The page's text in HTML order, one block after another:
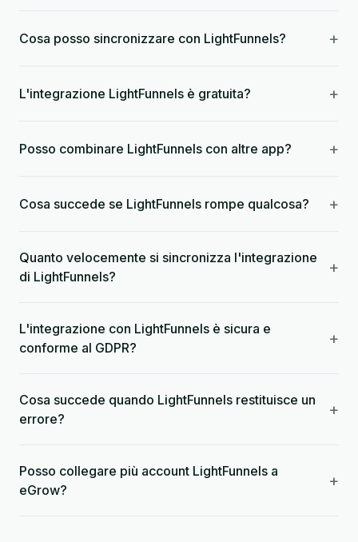
Cosa posso sincronizzare con LightFunnels? +
L'integrazione LightFunnels è gratuita? +
Posso combinare LightFunnels con altre app? +
Cosa succede se LightFunnels rompe qualcosa? +
Quanto velocemente si sincronizza l'integrazione
di LightFunnels?
+
L'integrazione con LightFunnels è sicura e
conforme al GDPR?
+
Cosa succede quando LightFunnels restituisce un
errore?
+
Posso collegare più account LightFunnels a
eGrow?
+